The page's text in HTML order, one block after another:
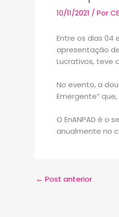
10/11/2021 / Por
Entre os dias 04
apresentação de
Lucrativos, teve
No evento, a
Emergente”
O EnANPAD é
anualmente no
← Post anterior